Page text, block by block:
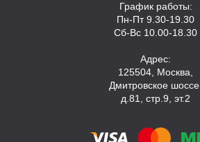
График работы:
Пн-Пт 9.30-19.30
Сб-Вс 10.00-18.30
Адрес:
125504, Москва,
Дмитровское шоссе,
д.81, стр.9, эт.2